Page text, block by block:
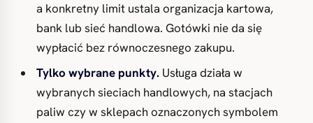
a konkretny limit ustala organizacja kartowa,
bank lub sieć handlowa. Gotówki nie da się
wypłacić bez równoczesnego zakupu.
Tylko wybrane punkty. Usługa działa w
wybranych sieciach handlowych, na stacjach
paliw czy w sklepach oznaczonych symbolem